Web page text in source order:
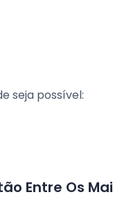
seja possível:
Entre Os